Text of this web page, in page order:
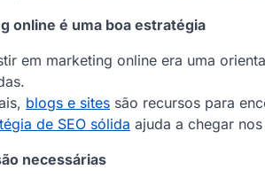
online é uma boa estratégia
em marketing online era uma
blogs e sites são recursos para
de SEO sólida ajuda a chegar
necessárias